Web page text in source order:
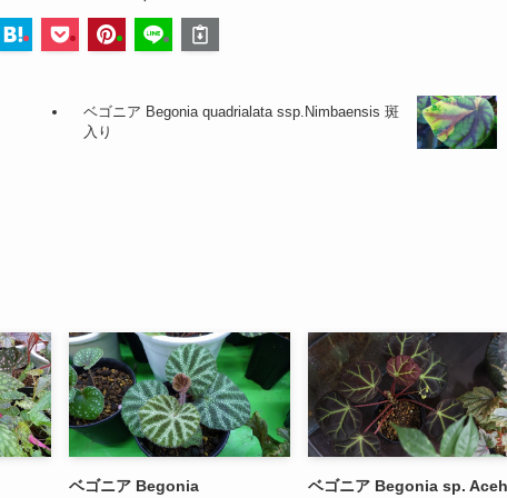
ベゴニア Begonia quadrialata ssp.Nimbaensis 斑
入り
ベゴニア Begonia ベゴニア Begonia sp. Aceh